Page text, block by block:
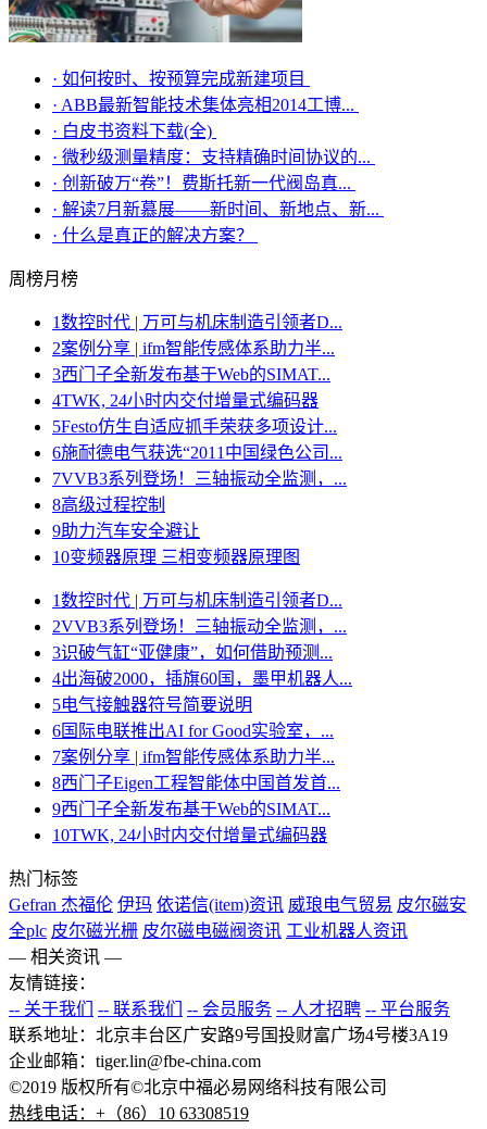
· 如何按时、按预算完成新建项目
· ABB最新智能技术集体亮相2014工博...
· 白皮书资料下载(全)
· 微秒级测量精度：支持精确时间协议的...
· 创新破万“卷”！费斯托新一代阀岛真...
· 解读7月新慕展——新时间、新地点、新...
· 什么是真正的解决方案？
周榜月榜
1数控时代 | 万可与机床制造引领者D...
2案例分享 | ifm智能传感体系助力半...
3西门子全新发布基于Web的SIMAT...
4TWK, 24小时内交付增量式编码器
5Festo仿生自适应抓手荣获多项设计...
6施耐德电气获选“2011中国绿色公司...
7VVB3系列登场！三轴振动全监测，...
8高级过程控制
9助力汽车安全避让
10变频器原理 三相变频器原理图
1数控时代 | 万可与机床制造引领者D...
2VVB3系列登场！三轴振动全监测，...
3识破气缸“亚健康”，如何借助预测...
4出海破2000，插旗60国，墨甲机器人...
5电气接触器符号简要说明
6国际电联推出AI for Good实验室，...
7案例分享 | ifm智能传感体系助力半...
8西门子Eigen工程智能体中国首发首...
9西门子全新发布基于Web的SIMAT...
10TWK, 24小时内交付增量式编码器
热门标签
Gefran 杰福伦 伊玛 依诺信(item)资讯 威琅电气贸易 皮尔磁安
全plc 皮尔磁光栅 皮尔磁电磁阀资讯 工业机器人资讯
— 相关资讯 —
友情链接：
-- 关于我们
-- 联系我们 -- 会员服务 -- 人才招聘 -- 平台服务
联系地址：北京丰台区广安路9号国投财富广场4号楼3A19
企业邮箱：tiger.lin@fbe-china.com
©2019 版权所有©北京中福必易网络科技有限公司
热线电话：+（86）10 63308519